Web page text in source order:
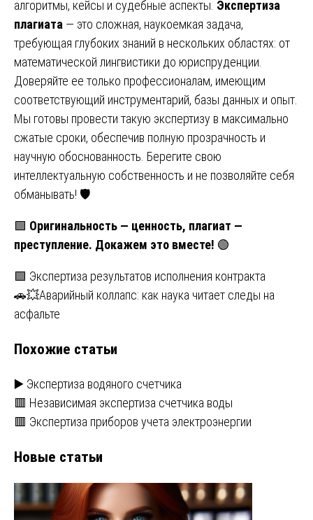
алгоритмы, кейсы и судебные аспекты. Экспертиза
плагиата — это сложная, наукоемкая задача,
требующая глубоких знаний в нескольких областях: от
математической лингвистики до юриспруденции.
Доверяйте ее только профессионалам, имеющим
соответствующий инструментарий, базы данных и опыт.
Мы готовы провести такую экспертизу в максимально
сжатые сроки, обеспечив полную прозрачность и
научную обоснованность. Берегите свою
интеллектуальную собственность и не позволяйте себя
обманывать! 🛡️
🟩 Оригинальность — ценность, плагиат —
преступление. Докажем это вместе! 🟢
Навигация
по
🟩 Экспертиза результатов исполнения контракта
🚗💥Аварийный коллапс: как наука читает следы на
асфальте
Похожие статьи
▶️ Экспертиза водяного счетчика
🟥 Независимая экспертиза счетчика воды
🟥 Экспертиза приборов учета электроэнергии
Новые статьи